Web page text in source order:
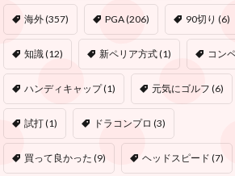
海外(357) PGA(206) 90切り (6)
知識(12) 新ペリア方式(1) コン
ハンディキャップ(1) 元気にゴルフ (6)
試打(1) ドラコンプロ (3)
買って良かった (9) ヘッドスピード (7)